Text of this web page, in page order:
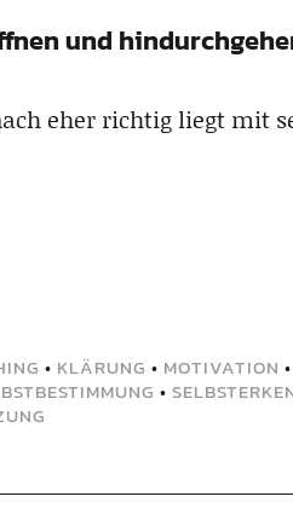
und
eher richtig liegt mit
• KLÄRUNG • MOTIVATION •
•